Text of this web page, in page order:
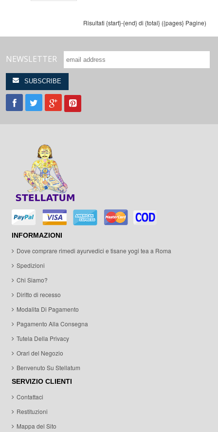
Risultati {start}-{end} di {total} ({pages} Pagine)
NEWSLETTER
INFORMAZIONI
Dove comprare rimedi ayurvedici e tisane yogi tea a Roma
Spedizioni
Chi Siamo?
Diritto di recesso
Modalita Di Pagamento
Pagamento Alla Consegna
Tutela Della Privacy
Orari del Negozio
Benvenuto Su Stellatum
SERVIZIO CLIENTI
Contattaci
Restituzioni
Mappa del Sito